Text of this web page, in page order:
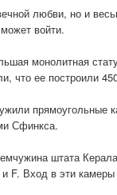
любви, но и
войти.
монолитная
ее построили
прямоугольные
Сфинкса.
штата
F. Вход в эти